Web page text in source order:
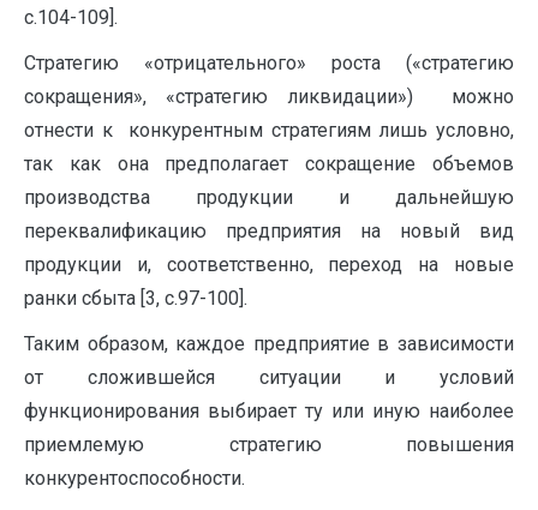
с.104-109].
Стратегию «отрицательного» роста («стратегию
сокращения», «стратегию ликвидации») можно
отнести к конкурентным стратегиям лишь условно,
так как она предполагает сокращение объемов
производства продукции и дальнейшую
переквалификацию предприятия на новый вид
продукции и, соответственно, переход на новые
ранки сбыта [3, с.97-100].
Таким образом, каждое предприятие в зависимости
от сложившейся ситуации и условий
функционирования выбирает ту или иную наиболее
приемлемую стратегию повышения
конкурентоспособности.